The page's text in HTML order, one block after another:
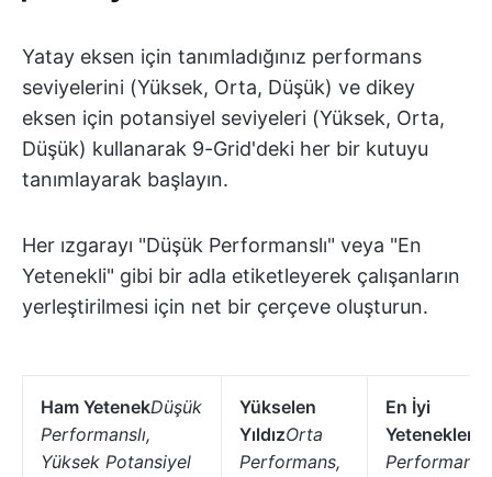
Yatay eksen için tanımladığınız performans
seviyelerini (Yüksek, Orta, Düşük) ve dikey
eksen için potansiyel seviyeleri (Yüksek, Orta,
Düşük) kullanarak 9-Grid'deki her bir kutuyu
tanımlayarak başlayın.
Her ızgarayı "Düşük Performanslı" veya "En
Yetenekli" gibi bir adla etiketleyerek çalışanların
yerleştirilmesi için net bir çerçeve oluşturun.
Ham YetenekDüşük
Performanslı,
Yüksek Potansiyel
Yükselen
YıldızOrta
Performans,
En İyi
Yetenekler